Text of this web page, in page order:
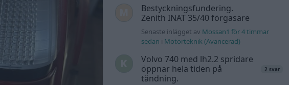
Bestyckningsfundering.
Zenith INAT 35/40 förgasare
Senaste inlägget av Mossan1 för 4 timmar
sedan i Motorteknik (Avancerad)
Volvo 740 med lh2.2 spridare
öppnar hela tiden på
tändning.
2 svar